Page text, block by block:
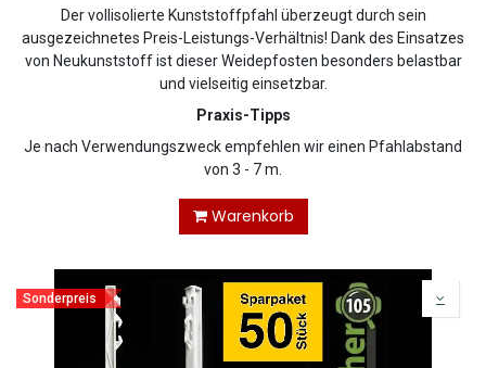
Der vollisolierte Kunststoffpfahl überzeugt durch sein
ausgezeichnetes Preis-Leistungs-Verhältnis! Dank des Einsatzes
von Neukunststoff ist dieser Weidepfosten besonders belastbar
und vielseitig einsetzbar.
Praxis-Tipps
Je nach Verwendungszweck empfehlen wir einen Pfahlabstand
von 3 - 7 m.
Warenkorb
Sonderpreis